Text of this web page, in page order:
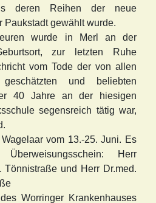
deren Reihen der neue
Paukstadt gewählt wurde.
wurde in Merl an der
zur letzten Ruhe
vom Tode der von allen
und beliebten
40 Jahre an der hiesigen
segensreich tätig war,
vom 13.-25. Juni. Es
Herr
Tönnistraße und Herr Dr.med.
Worringer Krankenhauses